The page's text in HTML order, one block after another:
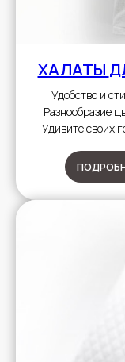
ХАЛАТЫ
Удобство и
Разнообразие
Удивите своих